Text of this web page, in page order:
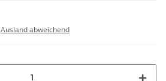
Ausland abweichend